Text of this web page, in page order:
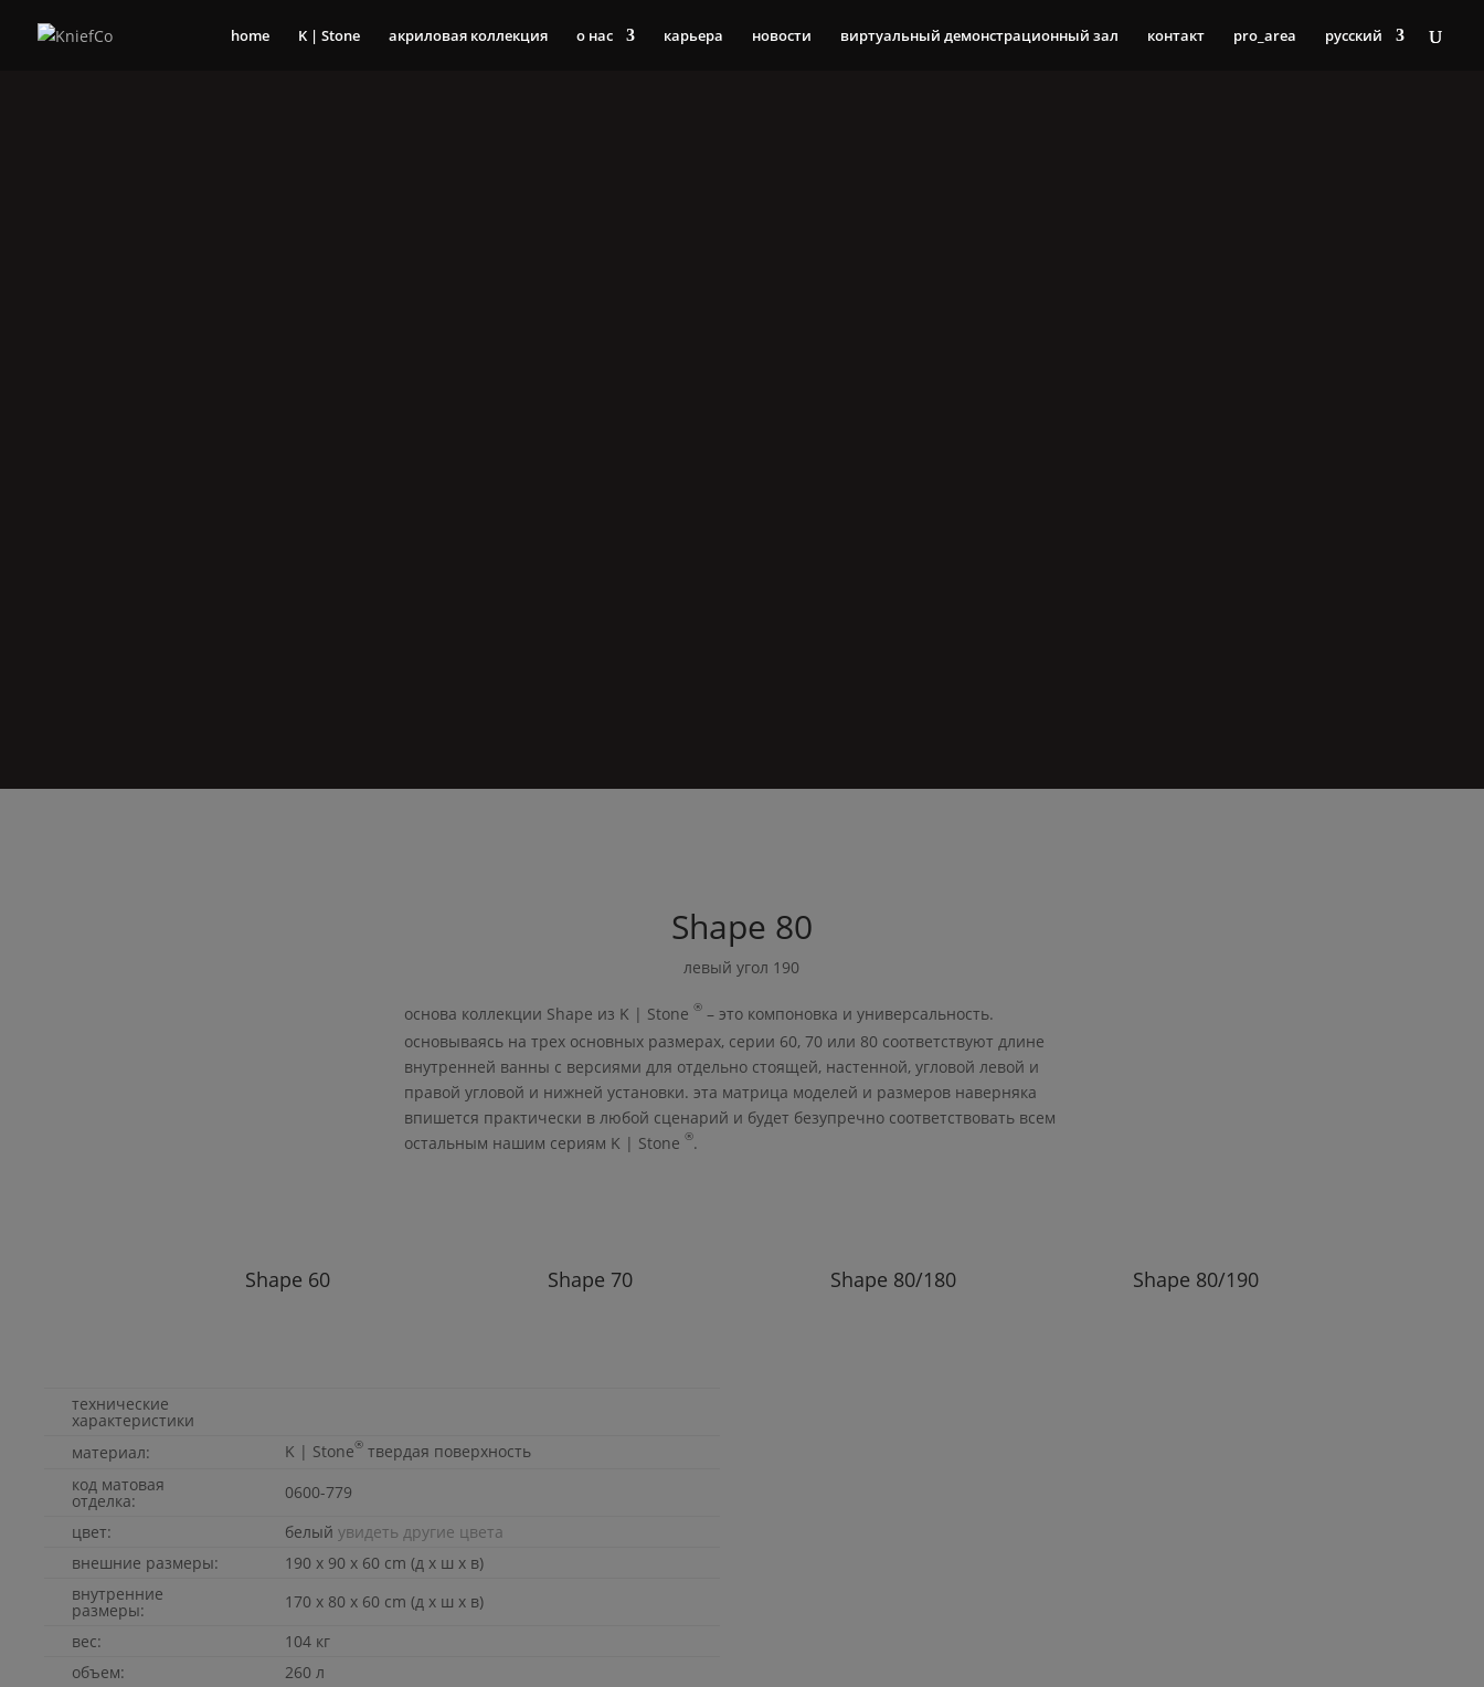
home K | Stone акриловая коллекция о нас карьера новости виртуальный демонстрационный зал контакт pro_area русский
Shape 80
левый угол 190
основа коллекции Shape из K | Stone ®– это компоновка и универсальность.
основываясь на трех основных размерах, серии 60, 70 или 80 соответствуют длине
внутренней ванны с версиями для отдельно стоящей, настенной, угловой левой и
правой угловой и нижней установки. эта матрица моделей и размеров наверняка
впишется практически в любой сценарий и будет безупречно соответствовать всем
остальным нашим сериям K | Stone ®.
Shape 60 Shape 70 Shape 80/180 Shape 80/190
технические
характеристики
материал:
K | Stone® твердая поверхность
код матовая
отделка:
0600-779
цвет:
белыйувидеть другие цвета
внешние размеры:
190 x 90 x 60 cm (д x ш x в)
внутренние
размеры:
170 x 80 x 60 cm (д x ш x в)
вес:
104 кг
объем:
260 л